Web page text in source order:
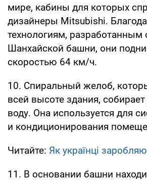
мире, кабины для которых
дизайнеры Mitsubishi.
технологиям, разработанным
Шанхайской башни, они
скоростью 64 км/ч.
10. Спиральный желоб,
всей высоте здания,
воду. Она используется для
и кондиционирования
Читайте: Як українці
11. В основании башни